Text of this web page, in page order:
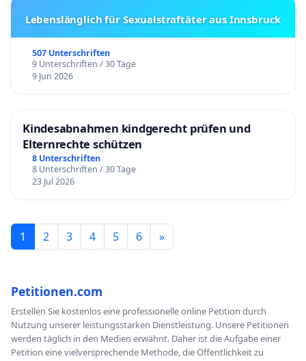
Lebenslänglich für Sexualstraftäter aus Innsbruck
507 Unterschriften
9 Unterschriften / 30 Tage
9 Jun 2026
Kindesabnahmen kindgerecht prüfen und
Elternrechte schützen
8 Unterschriften
8 Unterschriften / 30 Tage
23 Jul 2026
1 2 3 4 5 6 »
Petitionen.com
Erstellen Sie kostenlos eine professionelle online Petition durch
Nutzung unserer leistungsstarken Dienstleistung. Unsere Petitionen
werden täglich in den Medien erwähnt. Daher ist die Aufgabe einer
Petition eine vielversprechende Methode, die Öffentlichkeit zu